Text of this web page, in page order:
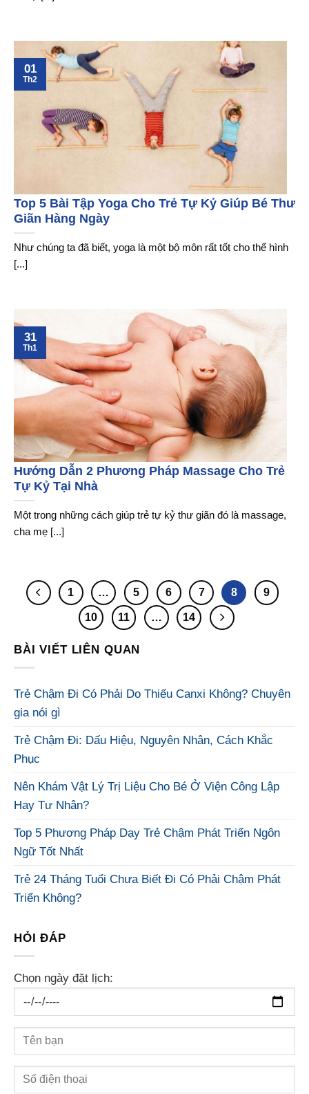
BÀI VIẾT LIÊN QUAN
Trẻ Chậm Đi Có Phải Do Thiếu Canxi Không? Chuyên
gia nói gì
Trẻ Chậm Đi: Dấu Hiệu, Nguyên Nhân, Cách Khắc
Phục
Nên Khám Vật Lý Trị Liệu Cho Bé Ở Viện Công Lập
Hay Tư Nhân?
Top 5 Phương Pháp Dạy Trẻ Chậm Phát Triển Ngôn
Ngữ Tốt Nhất
Trẻ 24 Tháng Tuổi Chưa Biết Đi Có Phải Chậm Phát
Triển Không?
HỎI ĐÁP
Chọn ngày đặt lịch:
Top 5 Bài Tập Yoga Cho Trẻ Tự Kỷ Giúp Bé Thư
Giãn Hàng Ngày
Như chúng ta đã biết, yoga là một bộ môn rất tốt cho thể hình
[...]
01
Th2
Hướng Dẫn 2 Phương Pháp Massage Cho Trẻ
Tự Kỷ Tại Nhà
Một trong những cách giúp trẻ tự kỷ thư giãn đó là massage,
cha mẹ [...]
31
Th1
1 … 5 6 7 8 9
10 11 … 14